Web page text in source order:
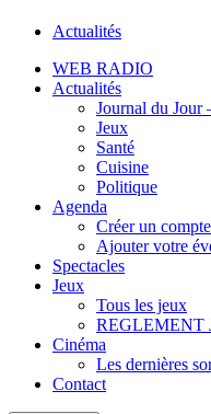
Actualités
WEB RADIO
Actualités
Journal du Jour
Jeux
Santé
Cuisine
Politique
Agenda
Créer un compte
Ajouter votre
Spectacles
Jeux
Tous les jeux
REGLEMENT
Cinéma
Les dernières
Contact